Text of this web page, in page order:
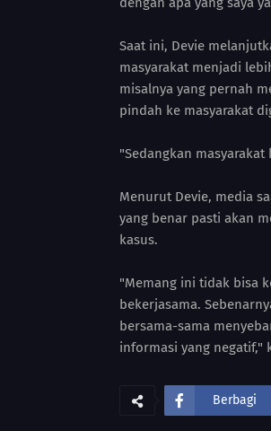
Saat ini, Devie
masyarakat menjadi
misalnya yang pernah
pindah ke masyarakat
"Sedangkan
Menurut Devie, media
yang benar pasti akan
kasus.
"Memang ini tidak bisa
bekerjasama.
bersama-sama
informasi yang negatif,"
Berbagi